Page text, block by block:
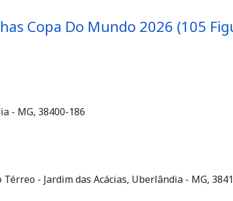
Copa Do Mundo 2026 (105
- MG, 38400-186
- Jardim das Acácias, Uberlândia - MG,